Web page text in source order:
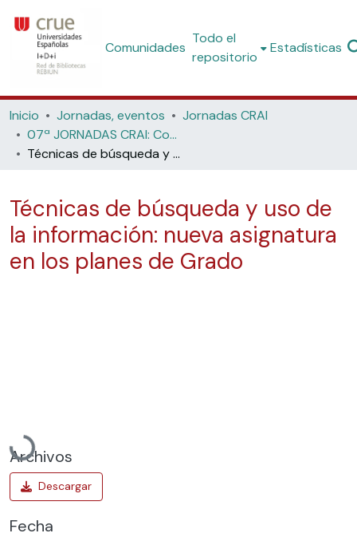
Comunidades
Todo el
repositorio
Estadísticas
Inicio Jornadas, eventos
Jornadas CRAI
07ª JORNADAS CRAI: Competencias informacionales e informáticas en el ámbito universitario. (2009, Universidades Politécnica de Madrid y Carlos III)
Técnicas de búsqueda y uso de la información: nueva asignatura en los planes de Grado
Técnicas de búsqueda y uso de
la información: nueva asignatura
en los planes de Grado
Cargando...
Archivos
Fecha